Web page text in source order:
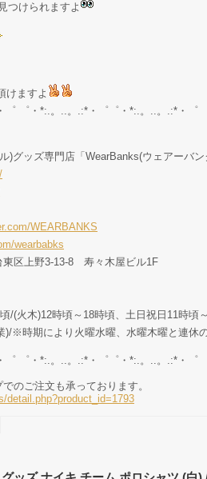
つけられますよ
けますよ
゜ ゜・*:.。..。.:*・゜゜・*:.。..。.:*・゜
)グッズ専門店「WearBanks(ウェアーバン
WEARBANKS
wearbabks
区上野3-13-8 寿々木屋ビル1F
/(火木)12時頃～18時頃、土日祝日11時頃
※時期により火曜水曜、水曜木曜と連休の
゜ ゜・*:.。..。.:*・゜゜・*:.。..。.:*・゜
のご注文も承っております。
detail.php?product_id=1793